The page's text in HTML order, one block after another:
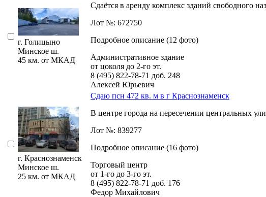
г. Голицыно
Минское ш.
45 км. от МКАД
Сдаётся в аренду комплекс зданий свободного
Лот №: 672750
Подробное описание (12 фото)
Административное здание
от цоколя до 2-го эт.
8 (495) 822-78-71 доб. 248
Алексей Юрьевич
г. Краснознаменск
Минское ш.
25 км. от МКАД
Сдаю псн 472 кв. м в г Краснознаменск
В центре города на пересечении центральных
Лот №: 839277
Подробное описание (16 фото)
Торговый центр
от 1-го до 3-го эт.
8 (495) 822-78-71 доб. 176
Федор Михайлович